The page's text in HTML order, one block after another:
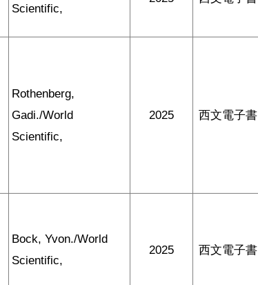
Scientific,
Rothenberg,
Gadi./World
Scientific,
2025 西文電子書
Bock, Yvon./World
Scientific,
2025 西文電子書